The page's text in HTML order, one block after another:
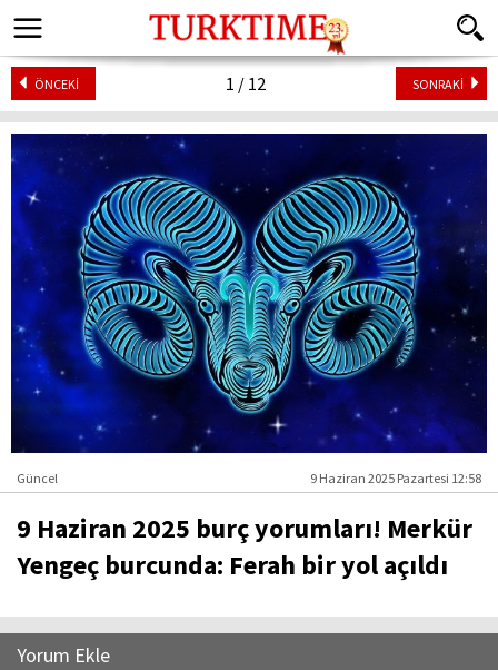
ÖNCEKİ SONRAKİ
1 / 12
Güncel 9 Haziran 2025 Pazartesi 12:58
9 Haziran 2025 burç yorumları! Merkür
Yengeç burcunda: Ferah bir yol açıldı
Yorum Ekle